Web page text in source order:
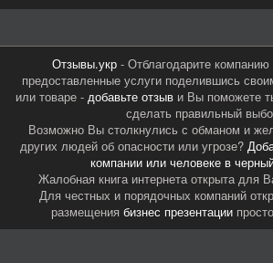
Отзывы.укр - Отблагодарите компанию
предоставленные услуги поделившись
или товаре - добавьте отзыв и Вы поможете
сделать правильный
Возможно Вы столкнулись с обманом и
других людей об опасности или угрозе?
компании или человеке в
Жалобная книга интернета открыта для
Для честных и порядочных компаний
размещения бизнес презентации